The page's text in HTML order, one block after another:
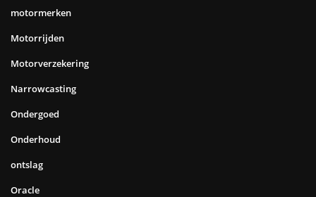
motormerken
Motorrijden
Motorverzekering
Narrowcasting
Ondergoed
Onderhoud
ontslag
Oracle